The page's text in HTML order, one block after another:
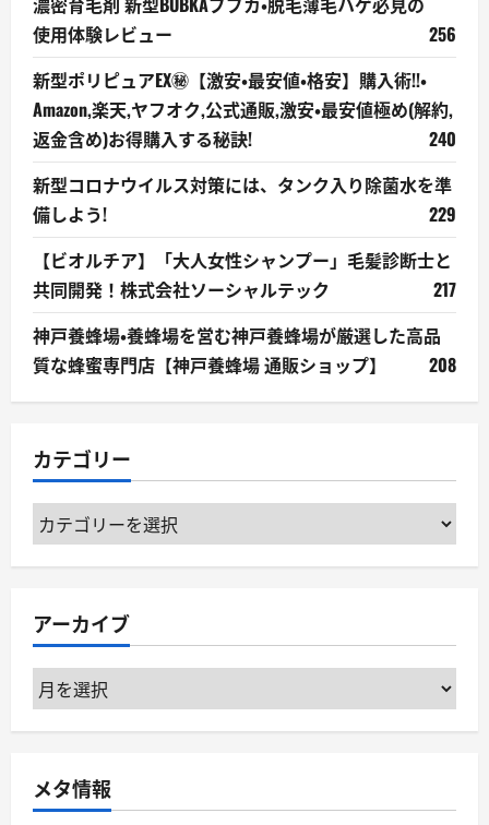
使用体験レビュー
256
新型ポリピュアEX㊙【激安・最安値・格安】購入術!!・
Amazon,楽天,ヤフオク,公式通販,激安・最安値極め(解約,
返金含め)お得購入する秘訣!
240
新型コロナウイルス対策には、タンク入り除菌水を準
備しよう!
229
【ビオルチア】「大人女性シャンプー」毛髪診断士と
共同開発！株式会社ソーシャルテック
217
神戸養蜂場・養蜂場を営む神戸養蜂場が厳選した高品
質な蜂蜜専門店【神戸養蜂場 通販ショップ】
208
カテゴリー
カ
テ
ー
アーカイブ
ア
ー
ブ
メタ情報